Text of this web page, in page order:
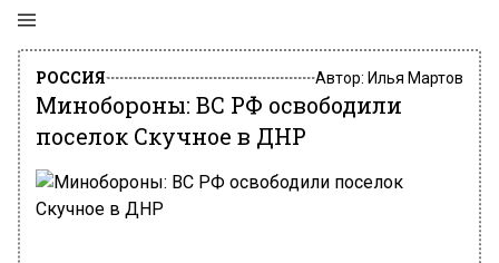
РОССИЯ Автор: Илья Мартов
Минобороны: ВС РФ освободили
поселок Скучное в ДНР